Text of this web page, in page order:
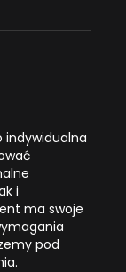
indywidualna
i
ma swoje
pod